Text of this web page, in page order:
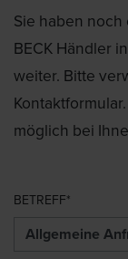
Sie haben
BECK Händler
weiter. Bitte
möglich bei
BETREFF